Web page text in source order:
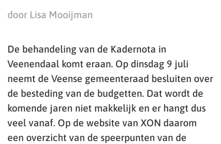
door Lisa Mooijman
De behandeling van de Kadernota in
Veenendaal komt eraan. Op dinsdag 9 juli
neemt de Veense gemeenteraad besluiten over
de besteding van de budgetten. Dat wordt de
komende jaren niet makkelijk en er hangt dus
veel vanaf. Op de website van XON daarom
een overzicht van de speerpunten van de